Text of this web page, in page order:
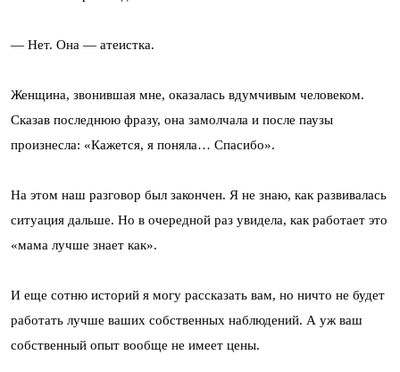
— Нет. Она — атеистка.
Женщина, звонившая мне, оказалась вдумчивым человеком.
Сказав последнюю фразу, она замолчала и после паузы
произнесла: «Кажется, я поняла… Спасибо».
На этом наш разговор был закончен. Я не знаю, как развивалась
ситуация дальше. Но в очередной раз увидела, как работает это
«мама лучше знает как».
И еще сотню историй я могу рассказать вам, но ничто не будет
работать лучше ваших собственных наблюдений. А уж ваш
собственный опыт вообще не имеет цены.